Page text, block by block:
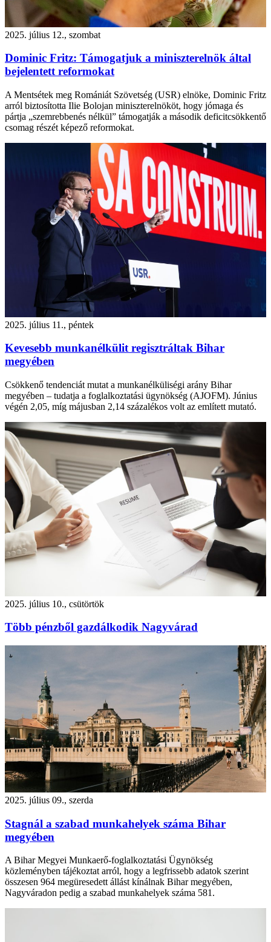
2025. július 12., szombat
Dominic Fritz: Támogatjuk a miniszterelnök által
bejelentett reformokat
A Mentsétek meg Romániát Szövetség (USR) elnöke, Dominic Fritz
arról biztosította Ilie Bolojan miniszterelnököt, hogy jómaga és
pártja „szemrebbenés nélkül” támogatják a második deficitcsökkentő
csomag részét képező reformokat.
2025. július 11., péntek
Kevesebb munkanélkülit regisztráltak Bihar
megyében
Csökkenő tendenciát mutat a munkanélküliségi arány Bihar
megyében – tudatja a foglalkoztatási ügynökség (AJOFM). Június
végén 2,05, míg májusban 2,14 százalékos volt az említett mutató.
2025. július 10., csütörtök
Több pénzből gazdálkodik Nagyvárad
2025. július 09., szerda
Stagnál a szabad munkahelyek száma Bihar
megyében
A Bihar Megyei Munkaerő-foglalkoztatási Ügynökség
közleményben tájékoztat arról, hogy a legfrissebb adatok szerint
összesen 964 megüresedett állást kínálnak Bihar megyében,
Nagyváradon pedig a szabad munkahelyek száma 581.